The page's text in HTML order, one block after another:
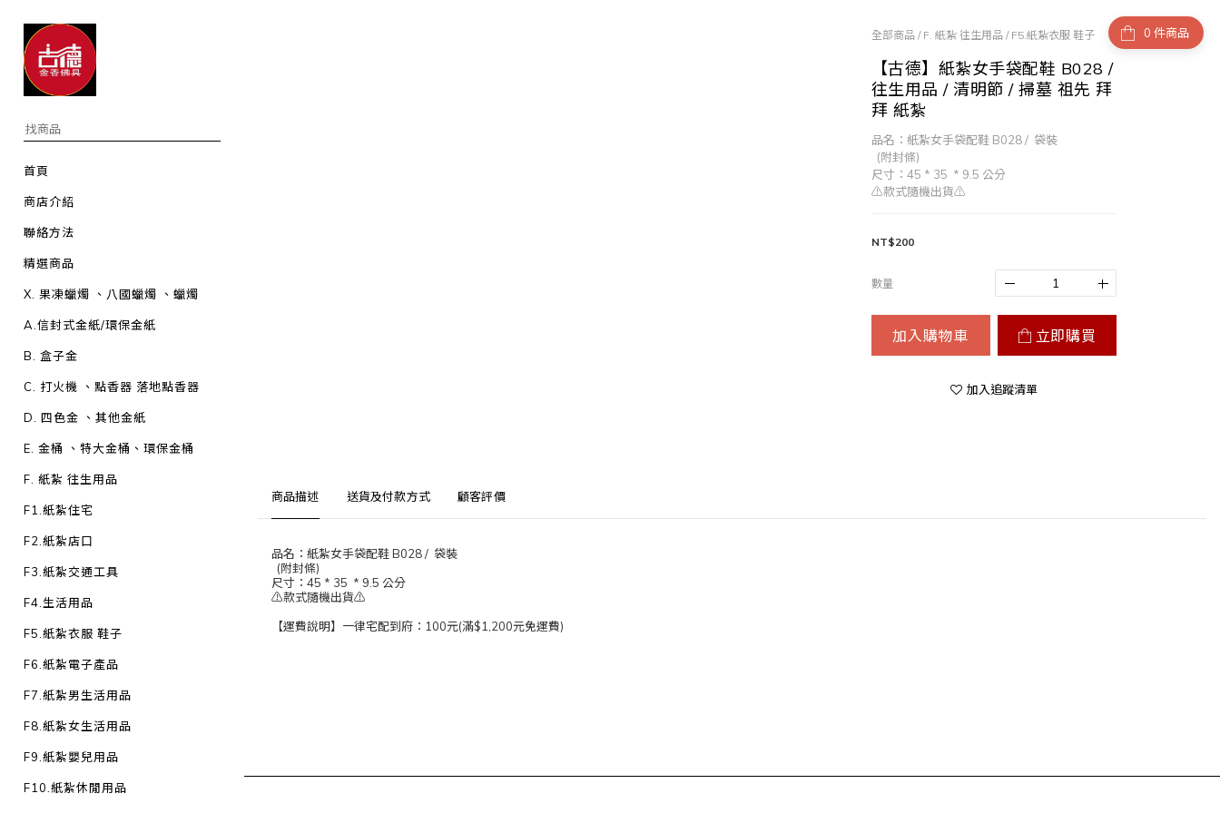
首頁
商店介紹
聯絡方法
精選商品
X. 果凍蠟燭 、八國蠟燭 、蠟燭
A.信封式金紙/環保金紙
B. 盒子金
C. 打火機 、點香器 落地點香器
D. 四色金 、其他金紙
E. 金桶 、特大金桶、環保金桶
F. 紙紮 往生用品
F1.紙紮住宅
F2.紙紮店口
F3.紙紮交通工具
F4.生活用品
F5.紙紮衣服 鞋子
F6.紙紮電子產品
F7.紙紮男生活用品
F8.紙紮女生活用品
F9.紙紮嬰兒用品
F10.紙紮休閒用品
件商品
全部商品 / F. 紙紮 往生用品 / F5.紙紮衣服 鞋子
【古德】紙紮女手袋配鞋 B028 /
往生用品 / 清明節 / 掃墓 祖先 拜
拜 紙紮
品名：紙紮女手袋配鞋 B028 /  袋裝
  (附封條)
尺寸：45 * 35  * 9.5 公分
⚠️款式隨機出貨⚠️
NT$200
數量
加入購物車 立即購買
加入追蹤清單
商品描述 送貨及付款方式 顧客評價
品名：紙紮女手袋配鞋 B028 / 袋裝
(附封條)
尺寸：45 * 35 * 9.5 公分
⚠️款式隨機出貨⚠️
【運費說明】一律宅配到府：100元(滿$1,200元免運費)